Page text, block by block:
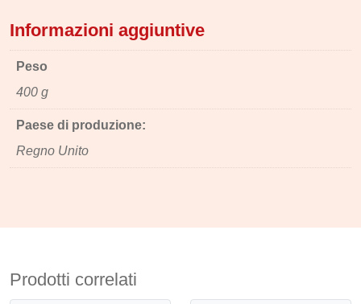
Informazioni aggiuntive
Peso
400 g
Paese di produzione:
Regno Unito
Prodotti correlati